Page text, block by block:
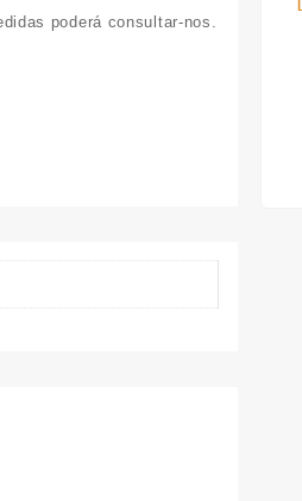
poderá consultar-nos.